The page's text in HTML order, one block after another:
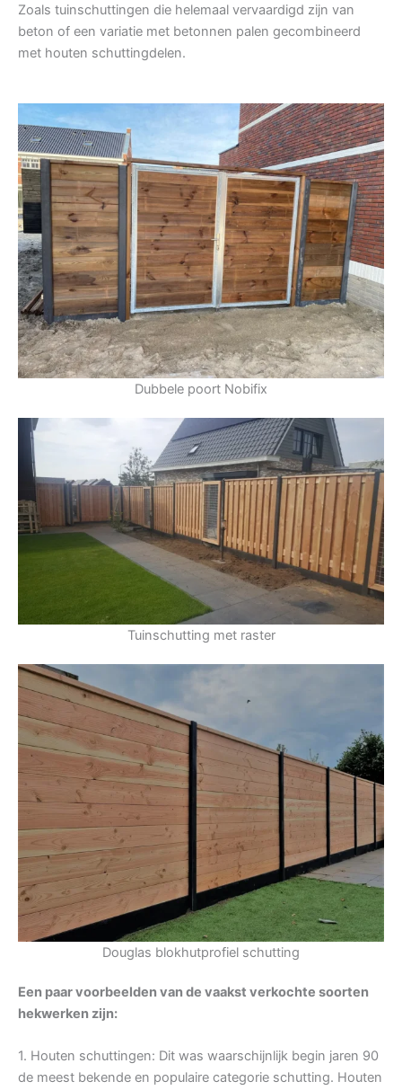
Zoals tuinschuttingen die helemaal vervaardigd zijn van
beton of een variatie met betonnen palen gecombineerd
met houten schuttingdelen.
Dubbele poort Nobifix
Tuinschutting met raster
Douglas blokhutprofiel schutting
Een paar voorbeelden van de vaakst verkochte soorten
hekwerken zijn:
1. Houten schuttingen: Dit was waarschijnlijk begin jaren 90
de meest bekende en populaire categorie schutting. Houten